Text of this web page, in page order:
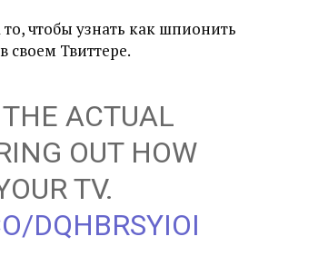
чтобы узнать как шпионить
своем Твиттере.
ACTUAL
OUT HOW
TV.
DQHBRSYIOI